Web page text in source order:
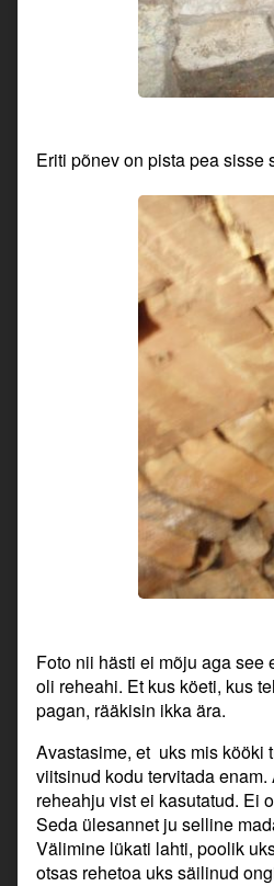
Eriti põnev on pista pea
Foto nii hästi ei mõju aga
oli reheahi. Et kus köeti, kus
pagan, rääkisin ikka ära.
Avastasime, et uks mis kööki
viitsinud kodu tervitada
reheahju vist ei kasutatud. Ei
Seda ülesannet ju selline
Välimine lükati lahti, poolik
otsas rehetoa uks säilinud